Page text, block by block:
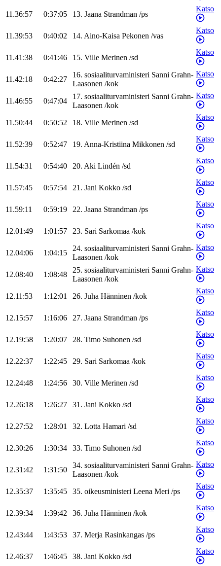
11.36:57 0:37:05 13. Jaana Strandman /ps
Katso
11.39:53 0:40:02 14. Aino-Kaisa Pekonen /vas
Katso
11.41:38 0:41:46 15. Ville Merinen /sd
Katso
11.42:18 0:42:27
16. sosiaaliturvaministeri Sanni Grahn-
Laasonen /kok
Katso
11.46:55 0:47:04
17. sosiaaliturvaministeri Sanni Grahn-
Laasonen /kok
Katso
11.50:44 0:50:52 18. Ville Merinen /sd
Katso
11.52:39 0:52:47 19. Anna-Kristiina Mikkonen /sd
Katso
11.54:31 0:54:40 20. Aki Lindén /sd
Katso
11.57:45 0:57:54 21. Jani Kokko /sd
Katso
11.59:11 0:59:19 22. Jaana Strandman /ps
Katso
12.01:49 1:01:57 23. Sari Sarkomaa /kok
Katso
12.04:06 1:04:15
24. sosiaaliturvaministeri Sanni Grahn-
Laasonen /kok
Katso
12.08:40 1:08:48
25. sosiaaliturvaministeri Sanni Grahn-
Laasonen /kok
Katso
12.11:53 1:12:01 26. Juha Hänninen /kok
Katso
12.15:57 1:16:06 27. Jaana Strandman /ps
Katso
12.19:58 1:20:07 28. Timo Suhonen /sd
Katso
12.22:37 1:22:45 29. Sari Sarkomaa /kok
Katso
12.24:48 1:24:56 30. Ville Merinen /sd
Katso
12.26:18 1:26:27 31. Jani Kokko /sd
Katso
12.27:52 1:28:01 32. Lotta Hamari /sd
Katso
12.30:26 1:30:34 33. Timo Suhonen /sd
Katso
12.31:42 1:31:50
34. sosiaaliturvaministeri Sanni Grahn-
Laasonen /kok
Katso
12.35:37 1:35:45 35. oikeusministeri Leena Meri /ps
Katso
12.39:34 1:39:42 36. Juha Hänninen /kok
Katso
12.43:44 1:43:53 37. Merja Rasinkangas /ps
Katso
12.46:37 1:46:45 38. Jani Kokko /sd
Katso